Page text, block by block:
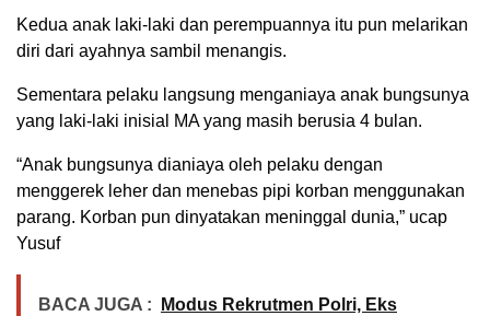
Kedua anak laki-laki dan perempuannya itu pun melarikan
diri dari ayahnya sambil menangis.
Sementara pelaku langsung menganiaya anak bungsunya
yang laki-laki inisial MA yang masih berusia 4 bulan.
“Anak bungsunya dianiaya oleh pelaku dengan
menggerek leher dan menebas pipi korban menggunakan
parang. Korban pun dinyatakan meninggal dunia,” ucap
Yusuf
BACA JUGA :
Modus Rekrutmen Polri, Eks